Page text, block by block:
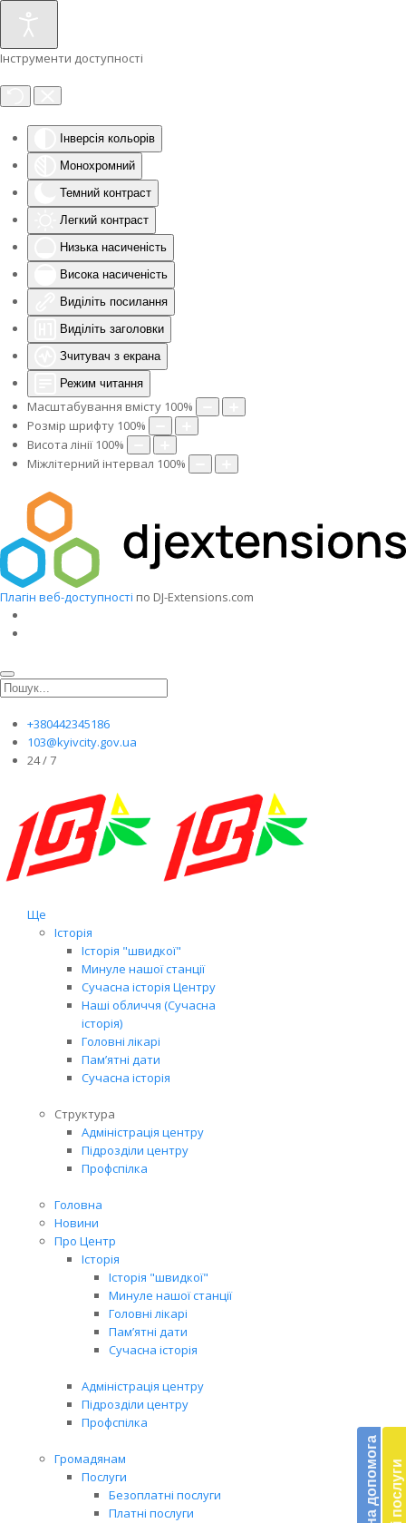
Інструменти доступності
Інверсія кольорів
Монохромний
Темний контраст
Легкий контраст
Низька насиченість
Висока насиченість
Виділіть посилання
Виділіть заголовки
Зчитувач з екрана
Режим читання
Масштабування вмісту 100%
Розмір шрифту 100%
Висота лінії 100%
Міжлітерний інтервал 100%
Плагін веб-доступності по DJ-Extensions.com
+380442345186
103@kyivcity.gov.ua
24 / 7
Ще
Історія
Історія "швидкої"
Минуле нашої станції
Сучасна історія Центру
Наші обличчя (Сучасна
історія)
Головні лікарі
Пам’ятні дати
Сучасна історія
Структура
Адміністрація центру
Підрозділи центру
Профспілка
Головна
Новини
Про Центр
Історія
Історія "швидкої"
Минуле нашої станції
Головні лікарі
Пам’ятні дати
Сучасна історія
Адміністрація центру
Підрозділи центру
Профспілка
Громадянам
Послуги
Безоплатні послуги
Платні послуги